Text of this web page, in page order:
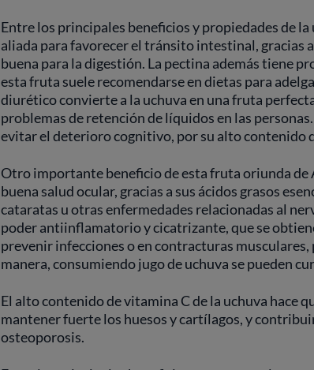
Entre los principales beneficios y propiedades de la
aliada para favorecer el tránsito intestinal, gracias
buena para la digestión. La pectina además tiene
esta fruta suele recomendarse en dietas para
diurético convierte a la uchuva en una fruta
problemas de retención de líquidos en las
evitar el deterioro cognitivo, por su alto contenido
Otro importante beneficio de esta fruta oriunda de
buena salud ocular, gracias a sus ácidos grasos
cataratas u otras enfermedades relacionadas al
poder antiinflamatorio y cicatrizante, que se
prevenir infecciones o en contracturas
manera, consumiendo jugo de uchuva se pueden
El alto contenido de vitamina C de la uchuva hace
mantener fuerte los huesos y cartílagos, y
osteoporosis.